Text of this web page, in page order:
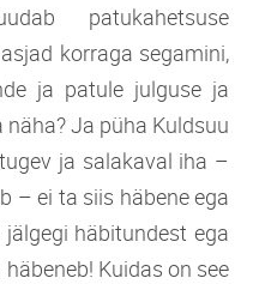
patukahetsuse
korraga segamini,
ja patule julguse ja
näha? Ja püha Kuldsuu
ja salakaval iha –
– ei ta siis häbene ega
häbitundest ega
Kuidas on see